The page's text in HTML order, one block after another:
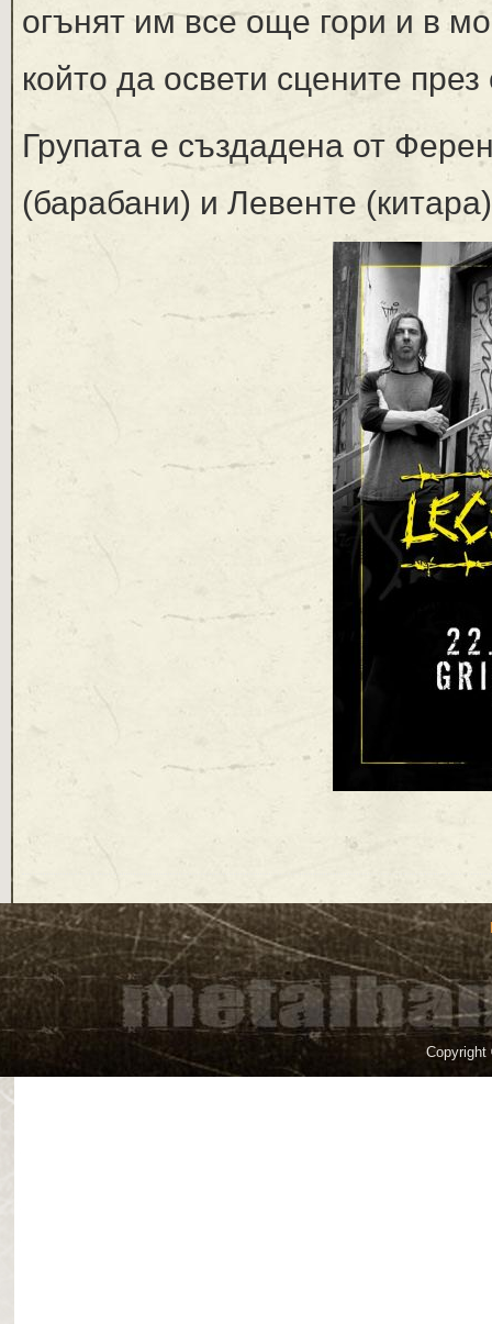
огънят им все още гори и в
който да освети сцените
Групата е създадена от
(барабани) и Левенте